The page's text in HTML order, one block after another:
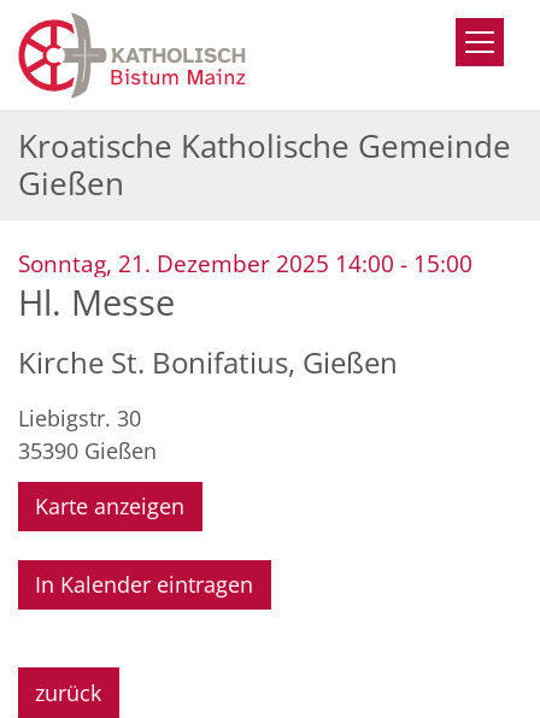
Zum Inhalt springen
Kroatische Katholische Gemeinde
Gießen
Sonntag, 21. Dezember 2025 14:00 - 15:00
Hl. Messe
Kirche St. Bonifatius, Gießen
Liebigstr. 30
35390 Gießen
Karte anzeigen
In Kalender eintragen
zurück